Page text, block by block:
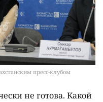
пресс-клубом
не готова. Какой